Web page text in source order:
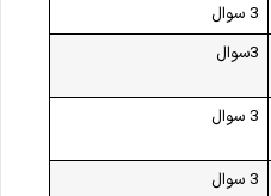
3 سوال
3سوال
3 سوال
3 سوال